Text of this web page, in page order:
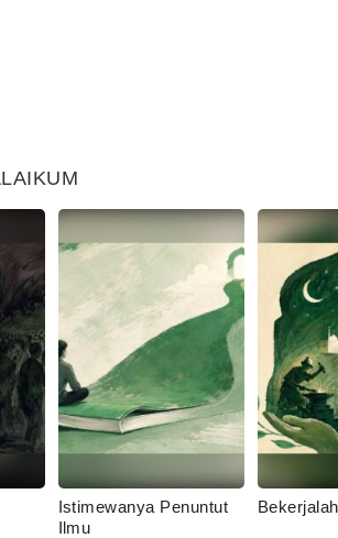
Istimewanya Penuntut
Ilmu
Bekerjalah